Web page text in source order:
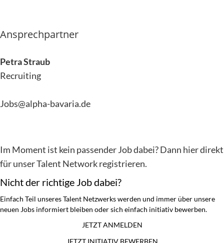
Ansprechpartner
Petra Straub
Recruiting
Jobs@alpha-bavaria.de
Im Moment ist kein passender Job dabei? Dann hier direkt
für unser Talent Network registrieren.
Nicht der richtige Job dabei?
Einfach Teil unseres Talent Netzwerks werden und immer über unsere
neuen Jobs informiert bleiben oder sich einfach initiativ bewerben.
JETZT ANMELDEN